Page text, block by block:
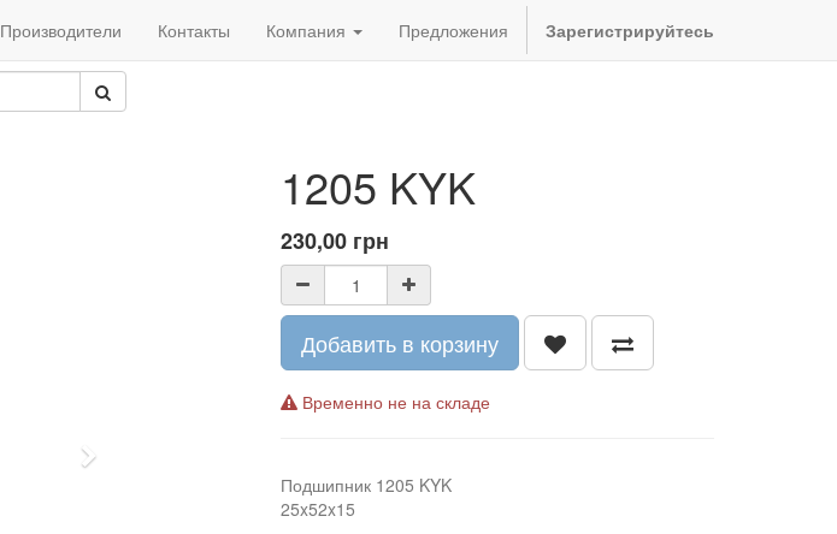
Производители Контакты Компания Предложения Зарегистрируйтесь
Next
1205 KYK
230,00 грн
Добавить в корзину
Временно не на складе
Подшипник 1205 KYK
25x52x15